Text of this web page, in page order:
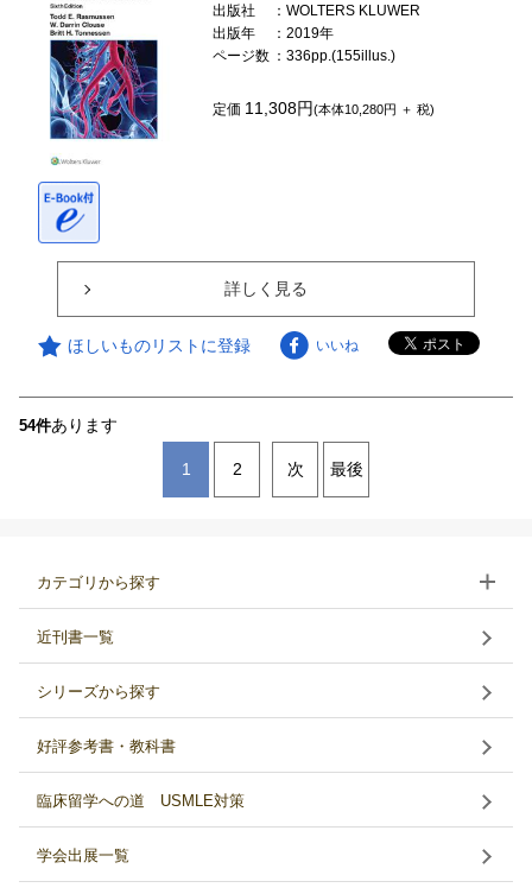
出版社
：WOLTERS KLUWER
出版年
：2019年
ページ数 ：336pp.(155illus.)
定価 11,308円(本体10,280円 ＋ 税)
詳しく見る
ほしいものリストに登録 いいね
54件あります
1 2 次 最後
カテゴリから探す
近刊書一覧
シリーズから探す
好評参考書・教科書
臨床留学への道 USMLE対策
学会出展一覧